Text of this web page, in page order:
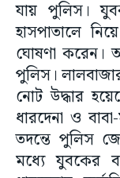
যায় পুলিস।
হাসপাতালে
ঘোষণা করেন।
পুলিস।
নোট উদ্ধার
ধারদেনা ও
তদন্তে পুলিস
মধ্যে যুবকের